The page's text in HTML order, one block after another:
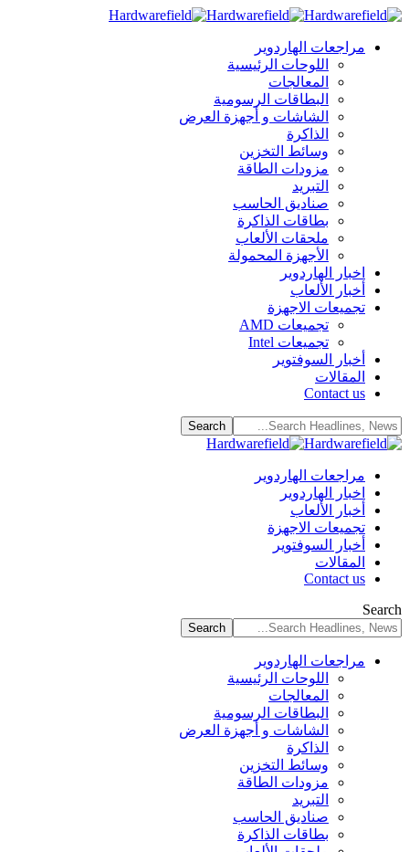
مراجعات الهاردوير
اللوحات الرئيسية
المعالجات
البطاقات الرسومية
الشاشات و أجهزة العرض
الذاكرة
وسائط التخزين
مزودات الطاقة
التبريد
صناديق الحاسب
بطاقات الذاكرة
ملحقات الألعاب
الأجهزة المحمولة
اخبار الهاردوير
أخبار الألعاب
تجميعات الاجهزة
تجميعات AMD
تجميعات Intel
أخبار السوفتوير
المقالات
Contact us
مراجعات الهاردوير
اخبار الهاردوير
أخبار الألعاب
تجميعات الاجهزة
أخبار السوفتوير
المقالات
Contact us
Search
مراجعات الهاردوير
اللوحات الرئيسية
المعالجات
البطاقات الرسومية
الشاشات و أجهزة العرض
الذاكرة
وسائط التخزين
مزودات الطاقة
التبريد
صناديق الحاسب
بطاقات الذاكرة